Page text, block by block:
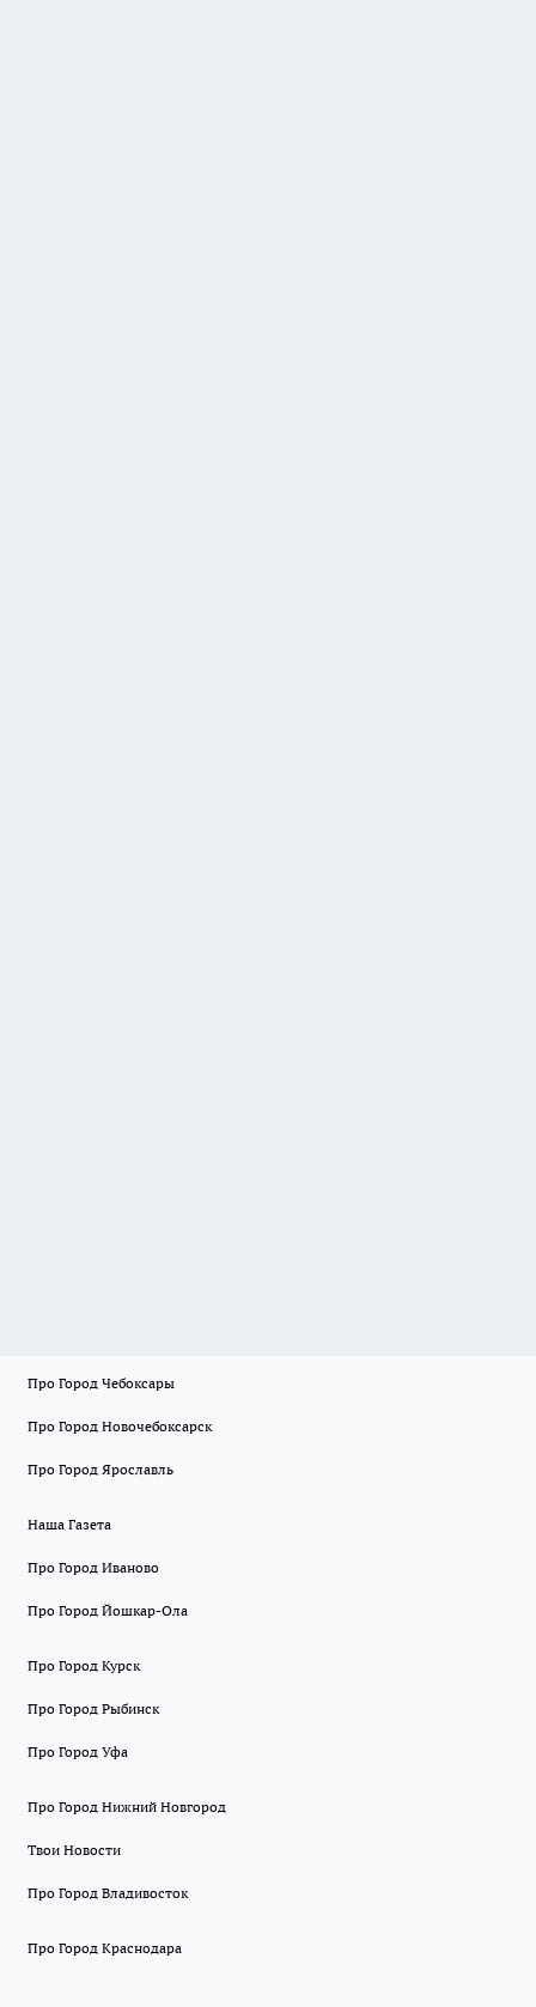
Про Город Чебоксары
Про Город Новочебоксарск
Про Город Ярославль
Наша Газета
Про Город Иваново
Про Город Йошкар-Ола
Про Город Курск
Про Город Рыбинск
Про Город Уфа
Про Город Нижний Новгород
Твои Новости
Про Город Владивосток
Про Город Краснодара